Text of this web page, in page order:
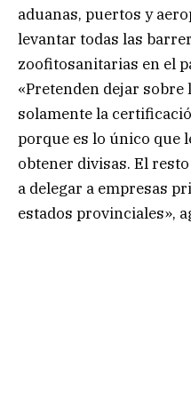
aduanas, puertos y
levantar todas las
zoofitosanitarias en el
«Pretenden dejar sobre
solamente la
porque es lo único que
obtener divisas. El
a delegar a empresas
estados provinciales»,